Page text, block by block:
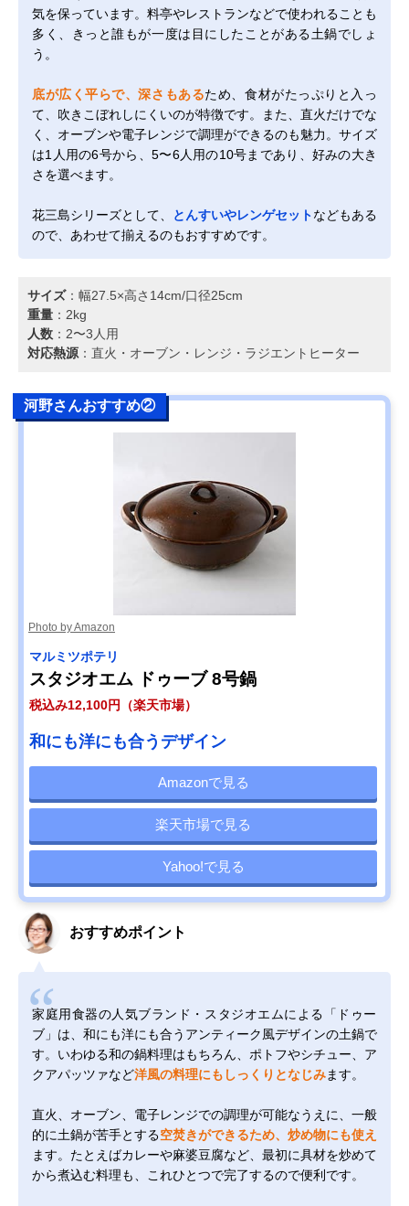
気を保っています。料亭やレストランなどで使われることも
多く、きっと誰もが一度は目にしたことがある土鍋でしょ
う。
底が広く平らで、深さもあるため、食材がたっぷりと入っ
て、吹きこぼれしにくいのが特徴です。また、直火だけでな
く、オーブンや電子レンジで調理ができるのも魅力。サイズ
は1人用の6号から、5〜6人用の10号まであり、好みの大き
さを選べます。
花三島シリーズとして、 とんすいやレンゲセットなどもある
ので、あわせて揃えるのもおすすめです。
サイズ：幅27.5×高さ14cm/口径25cm
重量 ：2kg
人数 ：2〜3人用
対応熱源 ：直火・オーブン・レンジ・ラジエントヒーター
河野さんおすすめ②
Photo by Amazon
マルミツポテリ
スタジオエム ドゥーブ 8号鍋
税込み12,100円（楽天市場）
和にも洋にも合うデザイン
Amazonで見る
楽天市場で見る
Yahoo!で見る
おすすめポイント
家庭用食器の人気ブランド・スタジオエムによる「ドゥー
ブ」は、和にも洋にも合うアンティーク風デザインの土鍋で
す。いわゆる和の鍋料理はもちろん、ポトフやシチュー、ア
クアパッツァなど洋風の料理にもしっくりとなじみます。
直火、オーブン、電子レンジでの調理が可能なうえに、一般
的に土鍋が苦手とする空焚きができるため、炒め物にも使え
ます。たとえばカレーや麻婆豆腐など、最初に具材を炒めて
から煮込む料理も、これひとつで完了するので便利です。